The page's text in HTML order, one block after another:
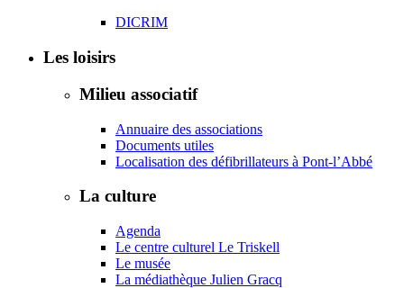
DICRIM
Les loisirs
Milieu associatif
Annuaire des associations
Documents utiles
Localisation des défibrillateurs à Pont-l’Abbé
La culture
Agenda
Le centre culturel Le Triskell
Le musée
La médiathèque Julien Gracq